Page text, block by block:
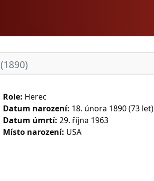
(1890)
Role: Herec
Datum narození: 18. února 1890 (73 let)
Datum úmrtí: 29. října 1963
Místo narození: USA